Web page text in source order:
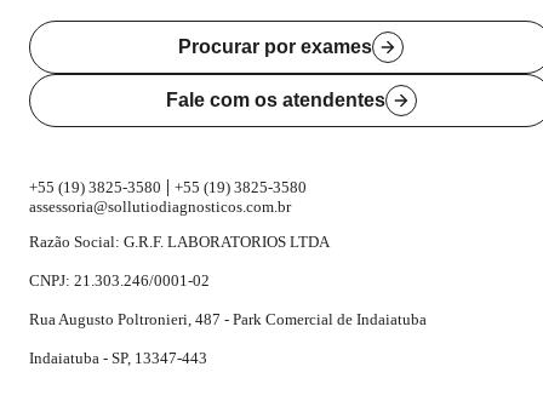
+55 (19) 3825-3580 | +55 (19) 3825-3580
assessoria@sollutiodiagnosticos.com.br
Razão Social: G.R.F. LABORATORIOS LTDA
CNPJ: 21.303.246/0001-02
Rua Augusto Poltronieri, 487 - Park Comercial de Indaiatuba
Indaiatuba - SP, 13347-443
Procurar por exames
Fale com os atendentes